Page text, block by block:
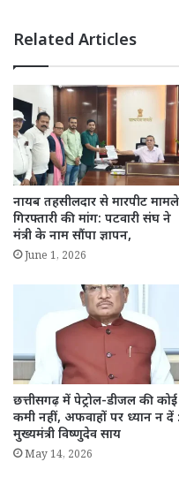
Related Articles
नायब तहसीलदार से मारपीट
गिरफ्तारी की मांग: पटवारी संघ ने
मंत्री के नाम सौंपा ज्ञापन,
June 1, 2026
छत्तीसगढ़ में पेट्रोल-डीजल की कोई
कमी नहीं, अफवाहों पर ध्यान न दें :
मुख्यमंत्री विष्णुदेव साय
May 14, 2026